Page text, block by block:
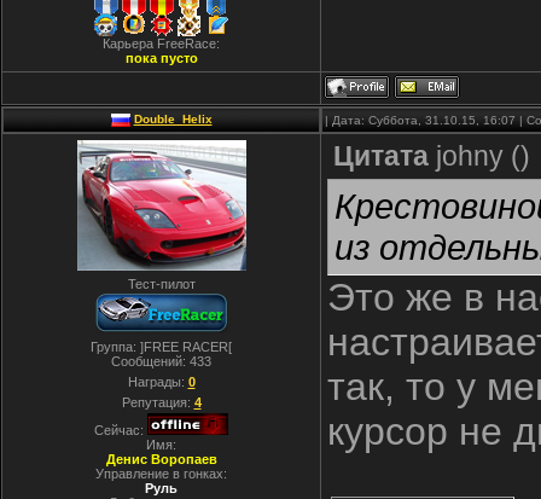
Карьера FreeRace:
пока пусто
Double_Helix | Дата: Суббота, 31.10.15, 16:07 |
Тест-пилот
Группа: ]FREE RACER[
Сообщений: 433
Награды: 0
Репутация: 4
Сейчас:
Имя:
Денис Воропаев
Управление в гонках:
Руль
Цитата johny ()
из
Это же в
так, то у
курсор не